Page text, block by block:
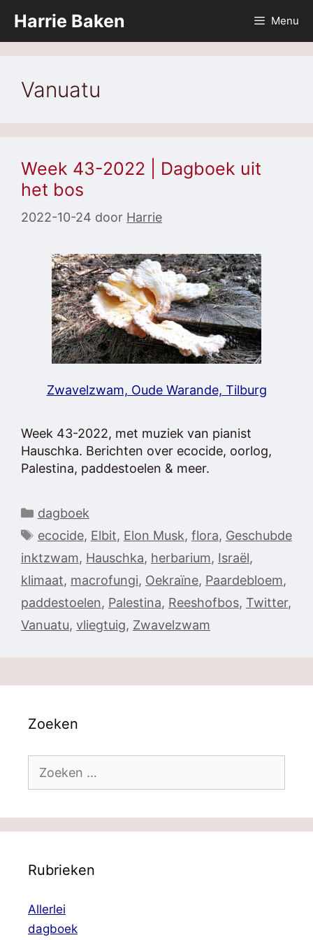
naar
de
Harrie Baken Menu
Vanuatu
Week 43-2022 | Dagboek uit
het bos
2022-10-24 door Harrie
Zwavelzwam, Oude Warande, Tilburg
Week 43-2022, met muziek van pianist
Hauschka. Berichten over ecocide, oorlog,
Palestina, paddestoelen & meer.
Categorieën
dagboek
Tags
ecocide, Elbit, Elon Musk, flora, Geschubde
inktzwam, Hauschka, herbarium, Israël,
klimaat, macrofungi, Oekraïne, Paardebloem,
paddestoelen, Palestina, Reeshofbos, Twitter,
Vanuatu, vliegtuig, Zwavelzwam
Zoeken
naar:
Rubrieken
Allerlei
dagboek